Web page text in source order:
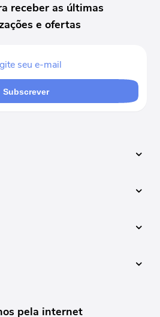
receber as últimas
e ofertas
Subscrever
pela internet